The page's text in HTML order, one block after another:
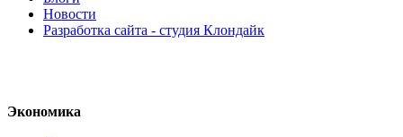
Новости
Разработка сайта - студия Клондайк
Экономика